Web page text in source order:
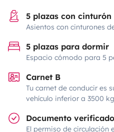
5 plazas con cinturón
Asientos con cinturones
5 plazas para dormir
Espacio cómodo para 5
Carnet B
Tu carnet de conducir es
vehículo inferior a 3500
Documento verificado
El permiso de circulación